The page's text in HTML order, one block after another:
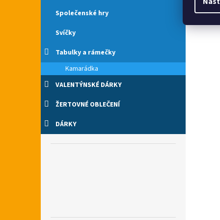
Společenské hry
Svíčky
Tabulky a rámečky
Kamarádka
VALENTÝNSKÉ DÁRKY
ŽERTOVNÉ OBLEČENÍ
DÁRKY